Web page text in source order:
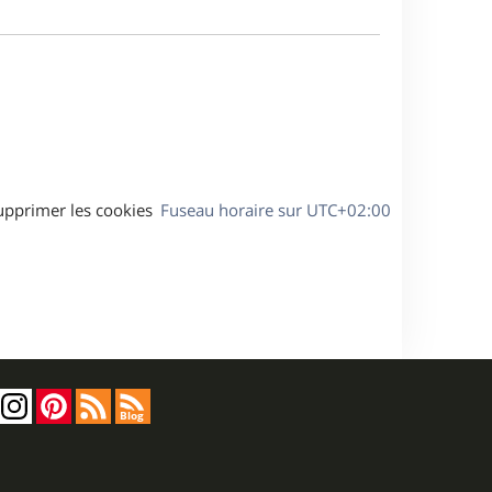
g
Fuseau horaire sur UTC+02:00
les cookies